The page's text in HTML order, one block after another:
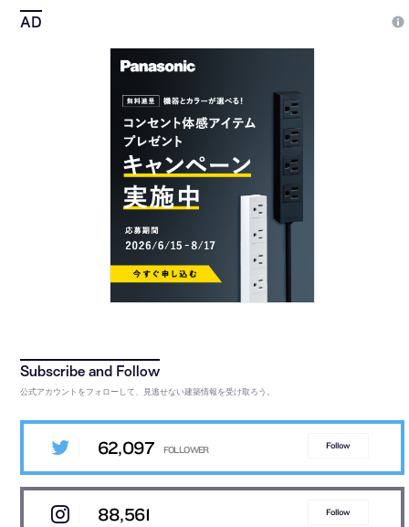
公式アカウントをフォローして、見逃せない建築情報を受け取ろう。
62,097 Follow
88,561 Follow